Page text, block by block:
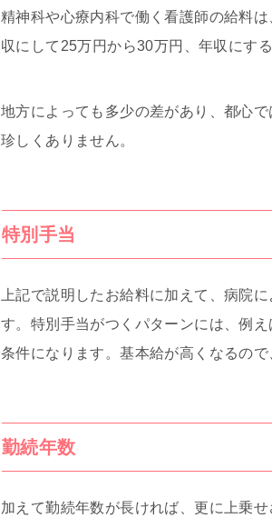
精神科や心療内科で働く看護師の給料
収にして25万円から30万円、年収にす
地方によっても多少の差があり、都心
珍しくありません。
特別手当
上記で説明したお給料に加えて、病院
す。特別手当がつくパターンには、例え
条件になります。基本給が高くなるの
勤続年数
加えて勤続年数が長ければ、更に上乗